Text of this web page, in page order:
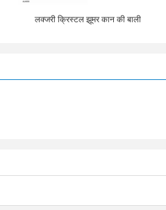
लक्जरी क्रिस्टल झूमर कान की बाली